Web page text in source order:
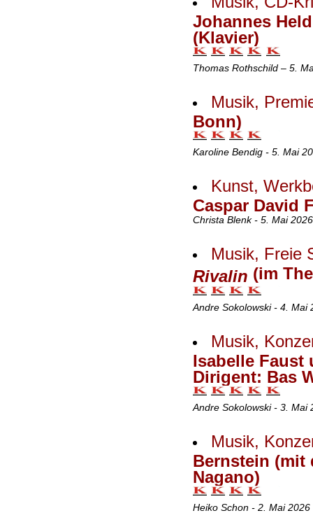
Johannes
(Klavier)
Thomas Rothschild – 5.
Musik,
Bonn)
Karoline Bendig - 5. Mai
Kunst,
Caspar David
Christa Blenk - 5. Mai
Musik, Freie
Rivalin (im
Andre Sokolowski - 4. Mai
Musik,
Isabelle Faust
Dirigent: Bas
Andre Sokolowski - 3. Mai
Musik,
Bernstein (mit
Nagano)
Heiko Schon - 2. Mai